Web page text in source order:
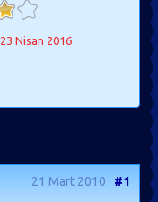
23 Nisan 2016
21 Mart 2010 #1